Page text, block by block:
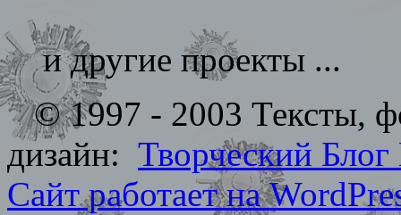
и другие проекты ...
© 1997 - 2003 Тексты,
дизайн: Творческий
Сайт работает на